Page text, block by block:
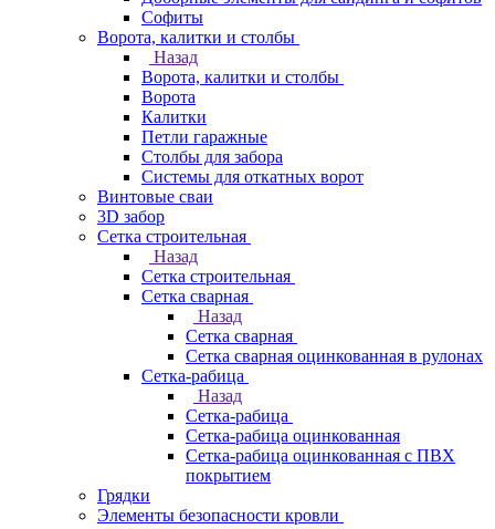
Софиты
Ворота, калитки и столбы
Назад
Ворота, калитки и столбы
Ворота
Калитки
Петли гаражные
Столбы для забора
Системы для откатных ворот
Винтовые сваи
3D забор
Сетка строительная
Назад
Сетка строительная
Сетка сварная
Назад
Сетка сварная
Сетка сварная оцинкованная в рулонах
Сетка-рабица
Назад
Сетка-рабица
Сетка-рабица оцинкованная
Сетка-рабица оцинкованная с ПВХ
покрытием
Грядки
Элементы безопасности кровли